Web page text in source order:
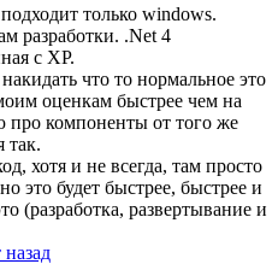
только windows.
разработки. .Net 4
c XP.
что то нормальное это
оценкам быстрее чем на
про компоненты от того же
так.
хотя и не всегда, там просто
это будет быстрее, быстрее и
(разработка, развертывание и
назад